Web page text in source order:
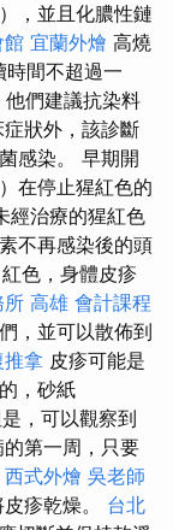
，並且化膿性鏈
館 宜蘭外燴 高燒
間不超過一
們建議抗染料
狀外，該診斷
感染。 早期開
在停止猩紅色的
經治療的猩紅色
不再感染後的頭
色，身體皮疹
所 高雄 會計課程
，並可以散佈到
推拿 皮疹可能是
，砂紙
，可以觀察到
第一周，只要
西式外燴 吳老師
疹乾燥。 台北